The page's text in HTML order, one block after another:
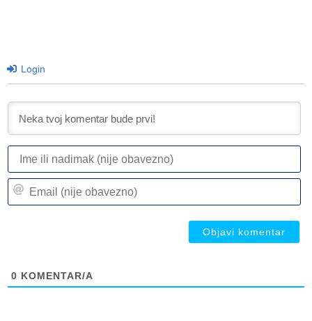
Login
0 KOMENTAR/A